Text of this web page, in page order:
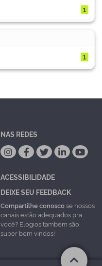
1
1
NAS REDES
ACESSIBILIDADE
DEIXE SEU FEEDBACK
Compartilhe conoscose nossos
canais estão adequados pra
você? Elogios também são
super bem vindos!